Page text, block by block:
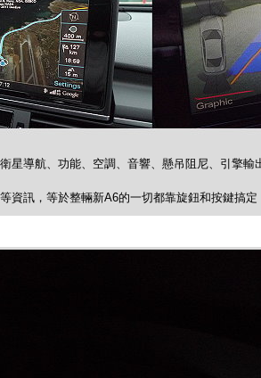
星導航、功能、空調、音響、懸吊阻尼、引擎輸
資訊，等於整輛新A6的一切都靠旋鈕和按鍵搞定